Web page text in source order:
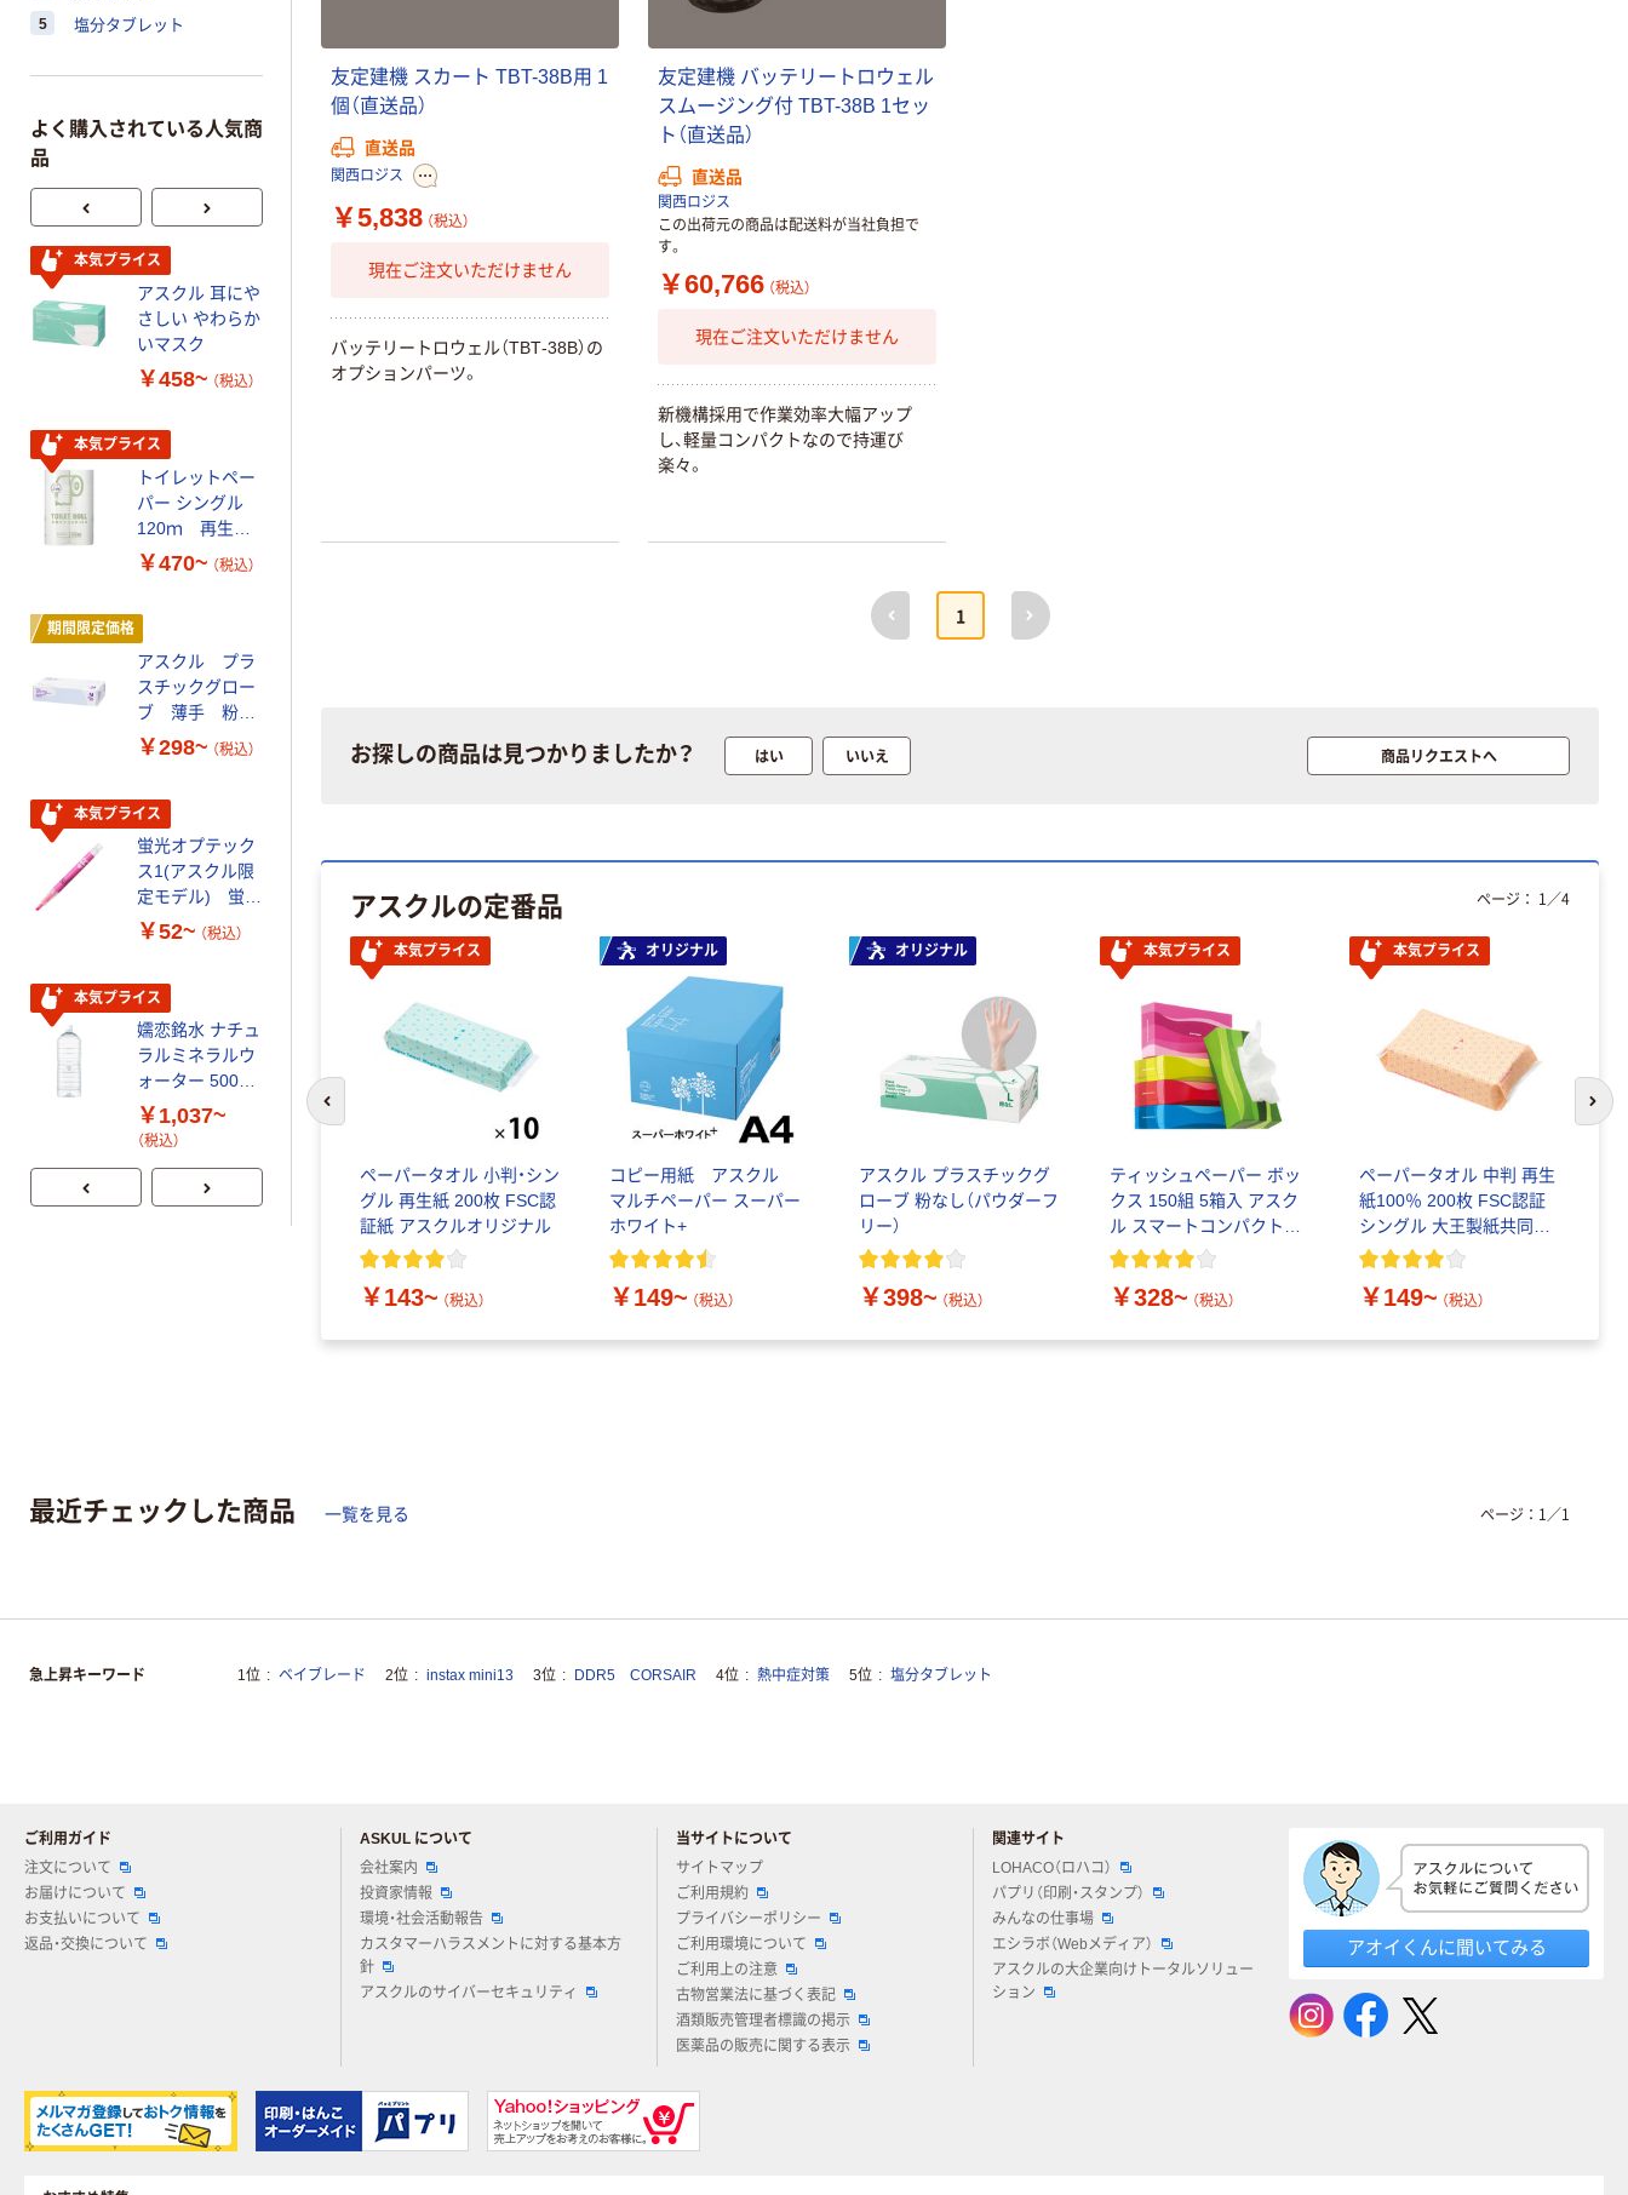
友定建機 ス カー ト TBT-38B用 1
個 （直送品）
直送品
関西ロジス
￥5,838 （税込）
現在ご注文いただけません
バッテ リ ー ト ロ ウェ ル（TBT-38B） の
オプシ ョ ンパーツ。
友定建機 バッテ リ ー ト ロ ウ ェ ル
スムージ ング付 TBT-38B 1セ ッ
ト （直送品）
直送品
関西ロジス
この出荷元の商品は配送料が当社負担で
す。
￥60,766 （税込）
現在ご注文いただけません
新機構採用で作業効率大幅アップ
し、軽量コ ンパク トなので持運び
楽々。
前へ
1
次へ
お探しの商品は見つかりましたか？ はい いいえ 商品リクエストへ
アスクルの定番品
本気プライス
ペーパータオル 小判・シン
グル 再生紙 200枚 FSC認
証紙 アスクルオリジナル
￥143~ （税込）
オリジナル
コピー用紙 アスクル
マルチペーパー スーパー
ホワイト+
￥149~ （税込）
オリジナル
アスクル プラスチックグ
ローブ 粉なし（パウダーフ
リー）
￥398~ （税込）
本気プライス
ティッシュペーパー ボッ
クス 150組 5箱入 アスク
ル スマートコンパクト
ビビッド PEFC認証
￥328~ （税込）
本気プライス
ペーパータオル 中判 再生
紙100％ 200枚 FSC認証
シングル 大王製紙共同企
画 オリジナル
￥149~ （税込）
ページ： 1 ／4
次
5 塩分タブレット
よく購入されている人気商
品
本気プライス
アスクル 耳にや
さしい やわらか
いマスク
￥458~ （税込）
本気プライス
トイレットペー
パー シングル
120ｍ 再生紙
100% 6ロール
￥470~ （税込）
期間限定価格
アスクル プラ
スチックグロー
ブ 薄手 粉な
し（パウダーフ
￥298~ （税込）
本気プライス
蛍光オプテック
ス1(アスクル限
定モデル) 蛍光
ペン ゼブラ
￥52~ （税込）
本気プライス
嬬恋銘水 ナチュ
ラルミネラルウ
ォーター 500ml
キャップシール
付き／2Lラベル
￥1,037~
（税込）
オリジナル
G バルクタイプ
指定医薬部外品
￥140~
￥374~ （税込）
ト ニトリルグ
ローブ ホワイ
ト 粉なし（パ
￥698~ （税込）
アスクル 耳にや
いマスク
￥458~ （税込）
本気プライス
トイレットペー
し（パウダーフ
リー）
￥298~ （税込）
￥52~ （税込）
本気プライス
嬬恋銘水 ナチュ
ラルミネラルウ
ォーター 500ml
キャップシール
付き／2Lラベル
￥1,037~
（税込）
最近チェックした商品 一覧を見る ページ： 1 ／1
急上昇キーワード 1位 ベイブレード 2位 instax mini13 3位 DDR5 CORSAIR 4位 熱中症対策 5位 塩分タブレット
ご利用ガイド
注文について
お届けについて
お支払いについて
返品・交換について
ASKUL について
会社案内
投資家情報
環境・社会活動報告
カスタマーハラスメントに対する基本方
針
アスクルのサイバーセキュリティ
当サイトについて
サイトマップ
ご利用規約
プライバシーポリシー
ご利用環境について
ご利用上の注意
古物営業法に基づく表記
酒類販売管理者標識の掲示
医薬品の販売に関する表示
関連サイト
LOHACO（ロハコ）
パプリ（印刷・スタンプ）
みんなの仕事場
エシラボ（Webメディア）
アスクルの大企業向けトータルソリュー
ション
アスクルについてお気軽にご質問ください
アオイくんに聞いてみる